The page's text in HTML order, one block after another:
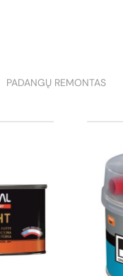
PADANGŲ REMONTAS